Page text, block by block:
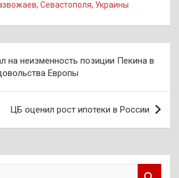
, Севастополя, Украины
на неизменность позиции Пекина в
Европы
ЦБ оценил рост ипотеки в России